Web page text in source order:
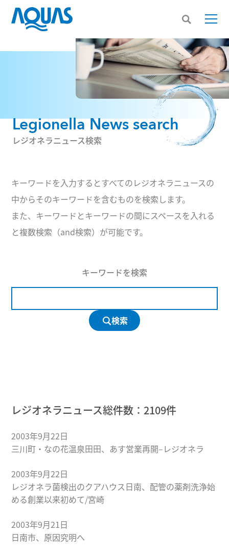
Legionella News search
レジオネラニュース検索
キーワードを入力するとすべてのレジオネラニュースの
中からそのキーワードを含むものを検索します。
また、キーワードとキーワードの間にスペースを入れる
と複数検索（and検索）が可能です。
キーワードを検索
検索
レジオネラニュース総件数： 2109件
2003年9月22日
三川町・なの花温泉田田、あす営業再開–レジオネラ
2003年9月22日
レジオネラ菌検出のクアハウス日南、配管の薬剤洗浄始
める創業以来初めて/宮崎
2003年9月21日
日南市、原因究明へ